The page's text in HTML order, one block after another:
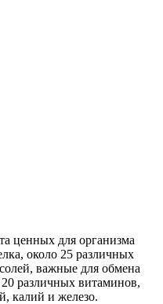
ценных для организма
около 25 различных
важные для обмена
различных витаминов,
калий и железо.